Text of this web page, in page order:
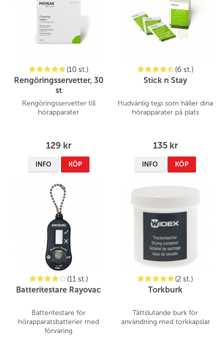
(10 st.)
Rengöringsservetter, 30
st
Rengöringsservetter till
hörapparater
129 kr
INFO KÖP
(6 st.)
Stick n Stay
Hudvänlig tejp som håller dina
hörapparater på plats
135 kr
INFO KÖP
(11 st.)
Batteritestare Rayovac
Batteritestare för
hörapparatsbatterier med
förvaring
(2 st.)
Torkburk
Tättslutande burk för
användning med torkkapslar